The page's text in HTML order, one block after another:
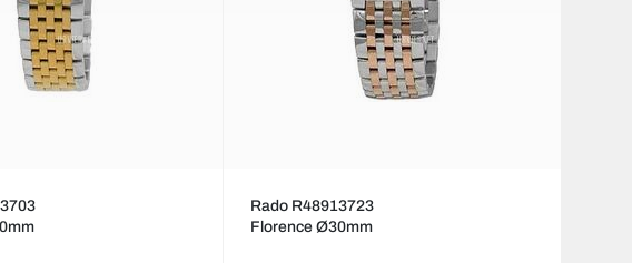
Rado R48913723
Florence Ø30mm